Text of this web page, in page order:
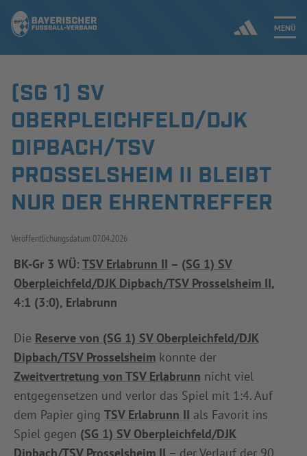
MENÜ
ERGEBNISSE & WETTBEWERBE
NEUIGKEITEN
SPIELBETRIEB & VERBANDSLEBEN
AUSBILDUNG & FÖRDERUNG
DER VERBAND
(SG 1) SV
OBERPLEICHFELD/DJK
DIPBACH/TSV
PROSSELSHEIM II BLEIBT
NUR DER EHRENTREFFER
Veröffentlichungsdatum 07.04.2026
BK-Gr 3 WÜ: TSV Erlabrunn II – (SG 1) SV
Oberpleichfeld/DJK Dipbach/TSV Prosselsheim II,
4:1 (3:0), Erlabrunn
Die Reserve von (SG 1) SV Oberpleichfeld/DJK
Dipbach/TSV Prosselsheim konnte der
Zweitvertretung von TSV Erlabrunn nicht viel
entgegensetzen und verlor das Spiel mit 1:4. Auf
dem Papier ging TSV Erlabrunn II als Favorit ins
Spiel gegen (SG 1) SV Oberpleichfeld/DJK
Dipbach/TSV Prosselsheim II – der Verlauf der 90